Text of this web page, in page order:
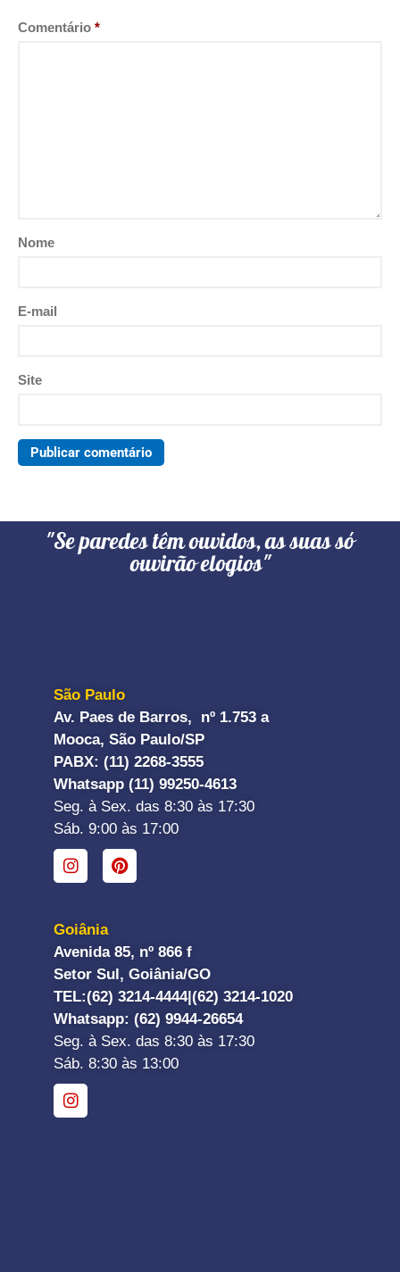
Comentário *
Nome
E-mail
Site
"Se paredes têm ouvidos, as suas só
ouvirão elogios"
São Paulo
Av. Paes de Barros, nº 1.753 a
Mooca, São Paulo/SP
PABX: (11) 2268-3555
Whatsapp (11) 99250-4613
Seg. à Sex. das 8:30 às 17:30
Sáb. 9:00 às 17:00
Goiânia
Avenida 85, nº 866 f
Setor Sul, Goiânia/GO
TEL:(62) 3214-4444|(62) 3214-1020
Whatsapp: (62) 9944-26654
Seg. à Sex. das 8:30 às 17:30
Sáb. 8:30 às 13:00